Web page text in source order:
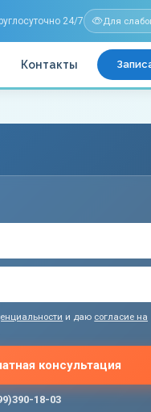
24/7 Для
Контакты
и даю согласие на
консультация
18-03